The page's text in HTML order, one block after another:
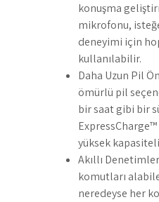
konuşma
mikrofonu,
deneyimi için
kullanılabilir.
Daha Uzun Pil
ömürlü pil
bir saat gibi bir
yüksek
Akıllı
komutları
neredeyse her